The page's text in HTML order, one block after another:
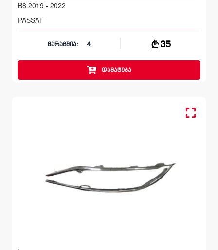
B8 2019 - 2022
PASSAT
მარაგშია: 4 35
დამატება
B8 2019 - 2022